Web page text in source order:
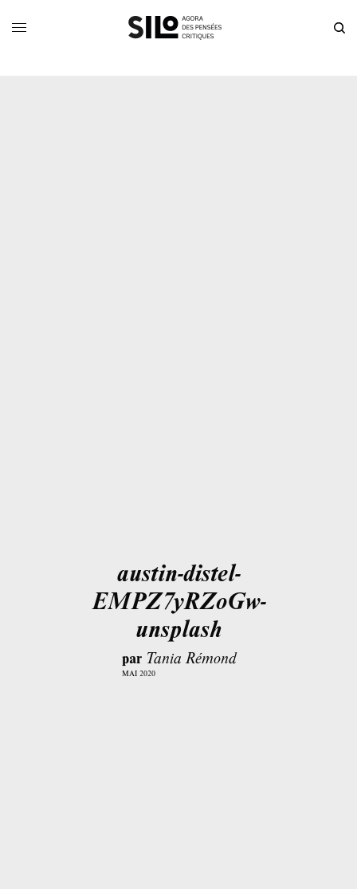
austin-distel-
EMPZ7yRZoGw-
unsplash
par Tania Rémond
MAI 2020